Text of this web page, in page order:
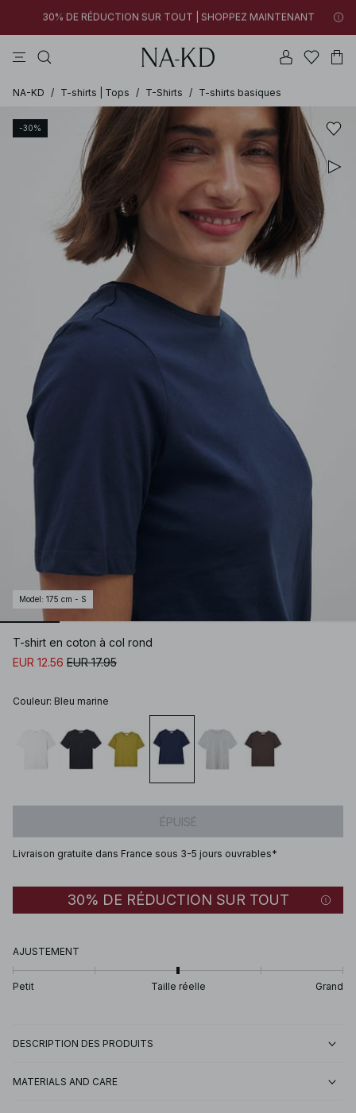
05h 42m 02s
FINAL SALE | SHOPPEZ MAINTENANT
05h 42m 03s
FINAL SALE | SHOPPEZ MAINTENANT
30% DE RÉDUCTION SUR TOUT | SHOPPEZ MAINTENANT
NA-KD / T-shirts | Tops / T-Shirts / T-shirts basiques
-30%
Model : 175 cm - S
T-shirt en coton à col rond
EUR 12.56 EUR 17.95
Couleur: Bleu marine
ÉPUISÉ
Livraison gratuite dans France sous 3-5 jours ouvrables*
30% DE RÉDUCTION SUR TOUT
AJUSTEMENT
Petit Taille réelle Grand
DESCRIPTION DES PRODUITS
MATERIALS AND CARE